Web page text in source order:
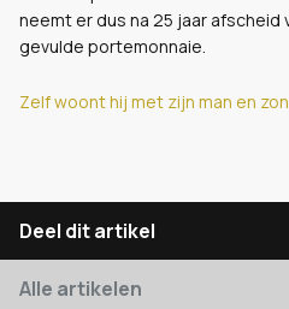
neemt er dus na 25 jaar afscheid
gevulde portemonnaie.
Zelf woont hij met zijn man en
Deel dit artikel
Alle artikelen